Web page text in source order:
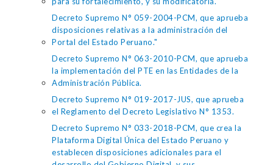
Decreto Supremo N° 059-2004-PCM, que aprueba
disposiciones relativas a la administración del
Portal del Estado Peruano."
Decreto Supremo N° 063-2010-PCM, que aprueba
la implementación del PTE en las Entidades de la
Administración Pública.
Decreto Supremo N° 019-2017-JUS, que aprueba
el Reglamento del Decreto Legislativo N° 1353.
Decreto Supremo N° 033-2018-PCM, que crea la
Plataforma Digital Única del Estado Peruano y
establecen disposiciones adicionales para el